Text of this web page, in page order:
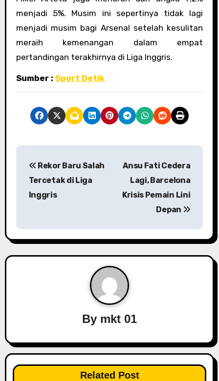
menjadi 5%. Musim ini sepertinya tidak lagi
menjadi musim bagi Arsenal setelah kesulitan
meraih kemenangan dalam empat
pertandingan terakhirnya di Liga Inggris.
Sumber : Sport Detik
n
a
t
Rekor Baru Salah
Tercetak di Liga
Inggris
Ansu Fati Cedera
Lagi, Barcelona
Krisis Pemain Lini
Depan
By mkt 01
Related Post